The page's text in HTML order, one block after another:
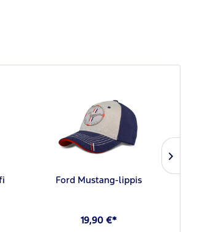
Ford Mustang-lippis
19,90 €*